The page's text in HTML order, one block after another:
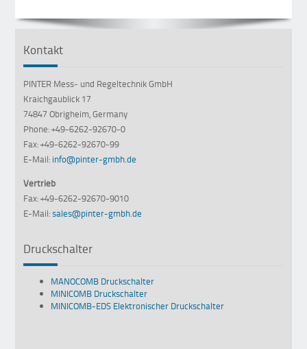
Kontakt
PINTER Mess- und Regeltechnik GmbH
Kraichgaublick 17
74847 Obrigheim, Germany
Phone: +49-6262-92670-0
Fax: +49-6262-92670-99
E-Mail: info@pinter-gmbh.de
Vertrieb
Fax: +49-6262-92670-9010
E-Mail:sales@pinter-gmbh.de
Druckschalter
MANOCOMB Druckschalter
MINICOMB Druckschalter
MINICOMB-EDS Elektronischer Druckschalter